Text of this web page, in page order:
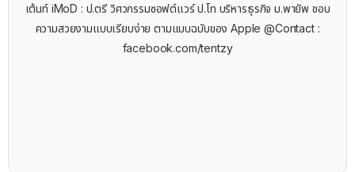
เต้นท์ iMoD : ป.ตรี วิศวกรรมซอฟต์แวร์ ป.โท บริหารธุรกิจ ม.พายัพ ชอบ
ความสวยงามแบบเรียบง่าย ตามแบบฉบับของ Apple @Contact :
facebook.com/tentzy